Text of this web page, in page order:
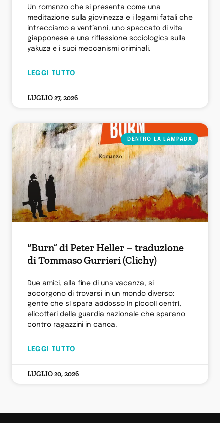
Un romanzo che si presenta come una
meditazione sulla giovinezza e i legami fatali che
intrecciamo a vent’anni, uno spaccato di vita
giapponese e una riflessione sociologica sulla
yakuza e i suoi meccanismi criminali.
LEGGI TUTTO
LUGLIO 27, 2026
DENTRO LA LAMPADA
“Burn” di Peter Heller – traduzione
di Tommaso Gurrieri (Clichy)
Due amici, alla fine di una vacanza, si
accorgono di trovarsi in un mondo diverso:
gente che si spara addosso in piccoli centri,
elicotteri della guardia nazionale che sparano
contro ragazzini in canoa.
LEGGI TUTTO
LUGLIO 20, 2026